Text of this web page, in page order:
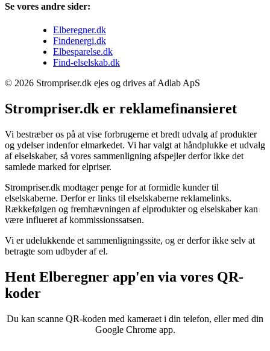
Se vores andre sider:
Elberegner.dk
Findenergi.dk
Elbesparelse.dk
Find-elselskab.dk
© 2026 Strompriser.dk ejes og drives af Adlab ApS
Strompriser.dk er reklamefinansieret
Vi bestræber os på at vise forbrugerne et bredt udvalg af produkter
og ydelser indenfor elmarkedet. Vi har valgt at håndplukke et udvalg
af elselskaber, så vores sammenligning afspejler derfor ikke det
samlede marked for elpriser.
Strompriser.dk modtager penge for at formidle kunder til
elselskaberne. Derfor er links til elselskaberne reklamelinks.
Rækkefølgen og fremhævningen af elprodukter og elselskaber kan
være influeret af kommissionssatsen.
Vi er udelukkende et sammenligningssite, og er derfor ikke selv at
betragte som udbyder af el.
Hent Elberegner app'en via vores QR-
koder
Du kan scanne QR-koden med kameraet i din telefon, eller med din
Google Chrome app.